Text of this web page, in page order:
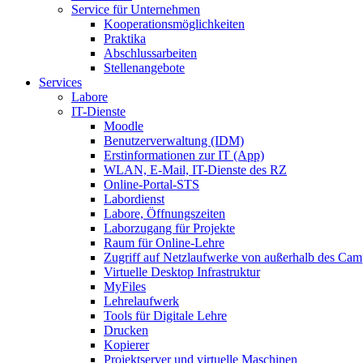
Service für Unternehmen
Kooperationsmöglichkeiten
Praktika
Abschlussarbeiten
Stellenangebote
Services
Labore
IT-Dienste
Moodle
Benutzerverwaltung (IDM)
Erstinformationen zur IT (App)
WLAN, E-Mail, IT-Dienste des RZ
Online-Portal-STS
Labordienst
Labore, Öffnungszeiten
Laborzugang für Projekte
Raum für Online-Lehre
Zugriff auf Netzlaufwerke von außerhalb des
Virtuelle Desktop Infrastruktur
MyFiles
Lehrelaufwerk
Tools für Digitale Lehre
Drucken
Kopierer
Projektserver und virtuelle Maschinen